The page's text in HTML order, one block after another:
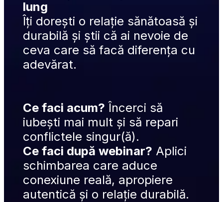
lung
Îți dorești o relație sănătoasă și
durabilă și știi că ai nevoie de
ceva care să facă diferența cu
adevărat.
Ce faci acum? Încerci să
iubești mai mult și să repari
conflictele singur(ă).
Ce faci după webinar? Aplici
schimbarea care aduce
conexiune reală, apropiere
autentică și o relație durabilă.